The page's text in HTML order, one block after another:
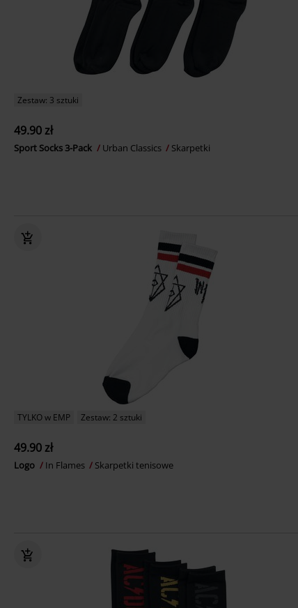
Zestaw: 3 sztuki
49.90 zł
Sport Socks 3-Pack Urban Classics Skarpetki
TYLKO w EMP Zestaw: 2 sztuki
49.90 zł
Logo In Flames Skarpetki tenisowe